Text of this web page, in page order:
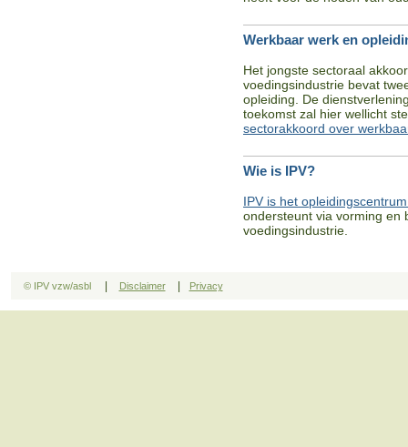
Werkbaar werk en
Het jongste sectoraal
voedingsindustrie bevat
opleiding. De
toekomst zal hier wellicht
sectorakkoord over
Wie is IPV?
IPV is het
ondersteunt via vorming en
voedingsindustrie.
© IPV vzw/asbl Disclaimer Privacy